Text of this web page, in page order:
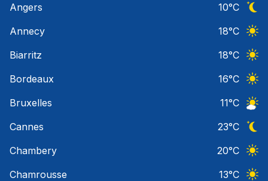
Angers 10°C
Annecy
18°C
Biarritz
18°C
Bordeaux
16°C
Bruxelles
11°C
Cannes
23°C
Chambery
20°C
Chamrousse
13°C